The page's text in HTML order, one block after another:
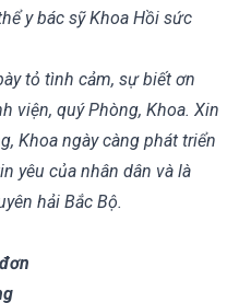
y bác sỹ Khoa Hồi sức
tỏ tình cảm, sự biết ơn
viện, quý Phòng, Khoa. Xin
Khoa ngày càng phát triển
yêu của nhân dân và là
hải Bắc Bộ.